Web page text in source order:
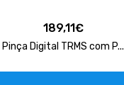
189,11€
Pinça Digital TRMS com P...